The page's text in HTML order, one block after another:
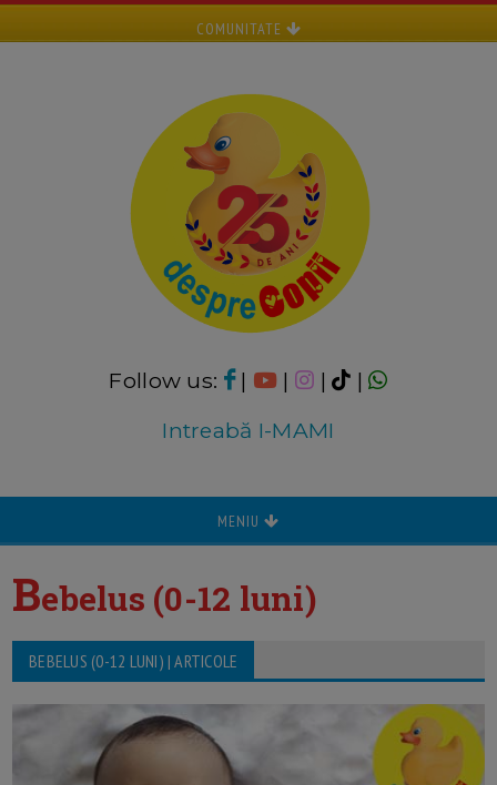
COMUNITATE
Follow us: | | |
|
Intreabă I-MAMI
MENIU
Bebelus (0-12 luni)
BEBELUS (0-12 LUNI) | ARTICOLE